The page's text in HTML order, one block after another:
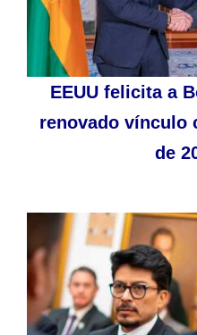
EEUU felicita a
renovado vínculo
de